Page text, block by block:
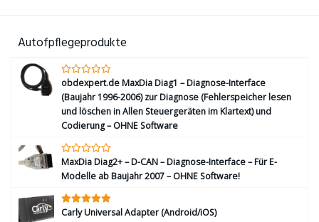
Autofpflegeprodukte
obdexpert.de MaxDia Diag1 – Diagnose-Interface
(Baujahr 1996-2006) zur Diagnose (Fehlerspeicher lesen
und löschen in Allen Steuergeräten im Klartext) und
Codierung – OHNE Software
MaxDia Diag2+ – D-CAN – Diagnose-Interface – Für E-
Modelle ab Baujahr 2007 – OHNE Software!
Carly Universal Adapter (Android/iOS)